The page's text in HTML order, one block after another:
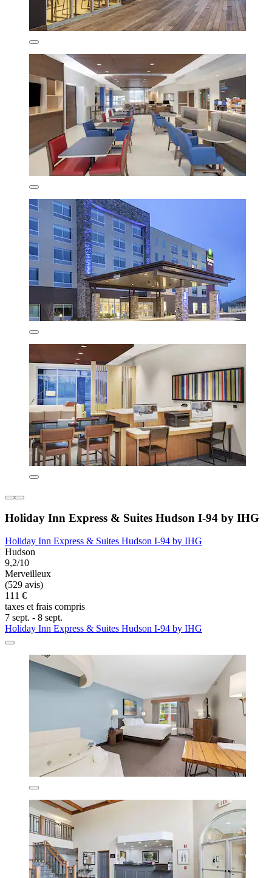
Holiday Inn Express & Suites Hudson I-94 by IHG
Holiday Inn Express & Suites Hudson I-94 by IHG
Hudson
9,2/10
Merveilleux
(529 avis)
111 €
taxes et frais compris
7 sept. - 8 sept.
Holiday Inn Express & Suites Hudson I-94 by IHG